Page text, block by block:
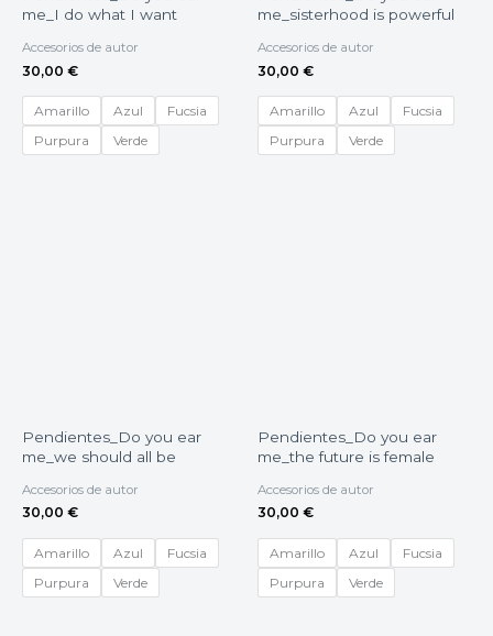
me_I do what I want
Accesorios de autor
30,00 €
Amarillo Azul
Fucsia
Purpura
Verde
me_sisterhood is powerful
Accesorios de autor
30,00 €
Amarillo Azul
Fucsia
Purpura
Verde
Pendientes_Do you ear
me_we should all be
Accesorios de autor
30,00 €
Amarillo Azul
Fucsia
Purpura
Verde
Pendientes_Do you ear
me_the future is female
Accesorios de autor
30,00 €
Amarillo Azul
Fucsia
Purpura
Verde